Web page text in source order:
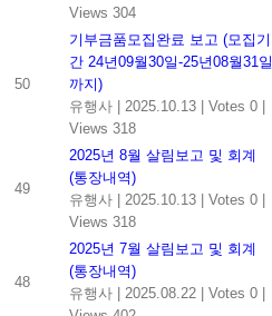
Views 304
50
기부금품모집완료 보고 (모집기
간 24년09월30일-25년08월31일
까지)
유행사 | 2025.10.13 | Votes 0 |
Views 318
49
2025년 8월 살림보고 및 회계
(통장내역)
유행사 | 2025.10.13 | Votes 0 |
Views 318
48
2025년 7월 살림보고 및 회계
(통장내역)
유행사 | 2025.08.22 | Votes 0 |